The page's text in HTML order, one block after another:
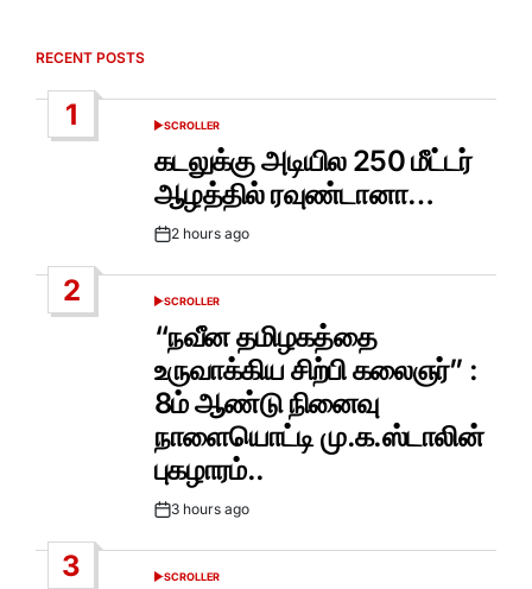
RECENT POSTS
1
POSTED
SCROLLER
கடலுக்கு அடியில 250 மீட்டர்
ஆழத்தில் ரவுண்டானா…
Post2 hours ago
2
POSTED
IN
SCROLLER
“நவீன தமிழகத்தை
உருவாக்கிய சிற்பி கலைஞர்” :
8ம் ஆண்டு நினைவு
நாளையொட்டி மு.க.ஸ்டாலின்
புகழாரம்..
Post3 hours ago
3
POSTED
SCROLLER